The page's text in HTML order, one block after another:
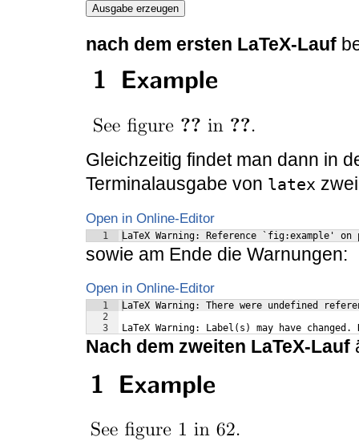
Ausgabe erzeugen
nach dem ersten LaTeX-Lauf
Gleichzeitig findet man dann in
Terminalausgabe von latex
Open in Online-Editor
1 LaTeX Warning: Reference `fig:example'
sowie am Ende die Warnungen:
Open in Online-Editor
1
2
3
LaTeX Warning: There were undefined
LaTeX Warning: Label(s) may have
Nach dem zweiten LaTeX-Lauf